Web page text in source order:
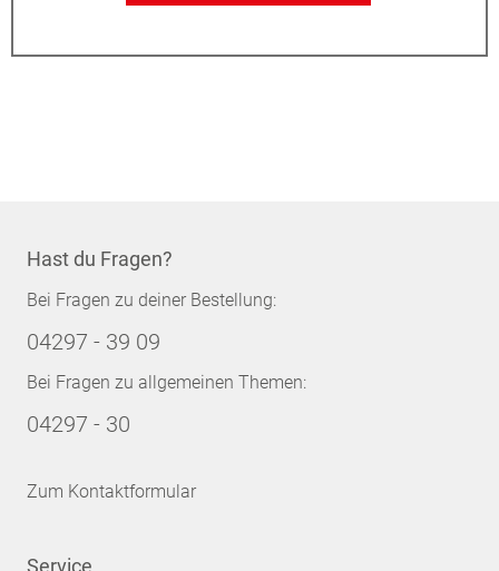
Hast du Fragen?
Bei Fragen zu deiner Bestellung:
04297 - 39 09
Bei Fragen zu allgemeinen Themen:
04297 - 30
Zum Kontaktformular